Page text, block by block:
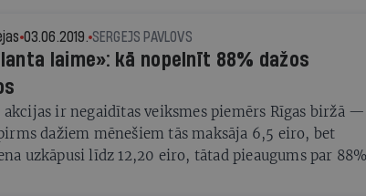
03.06.2019. SERGEJS PAVLOVS
laime»: kā nopelnīt 88% dažos
akcijas ir negaidītas veiksmes piemērs Rīgas biržā —
dažiem mēnešiem tās maksāja 6,5 eiro, bet
uzkāpusi līdz 12,20 eiro, tātad pieaugums par